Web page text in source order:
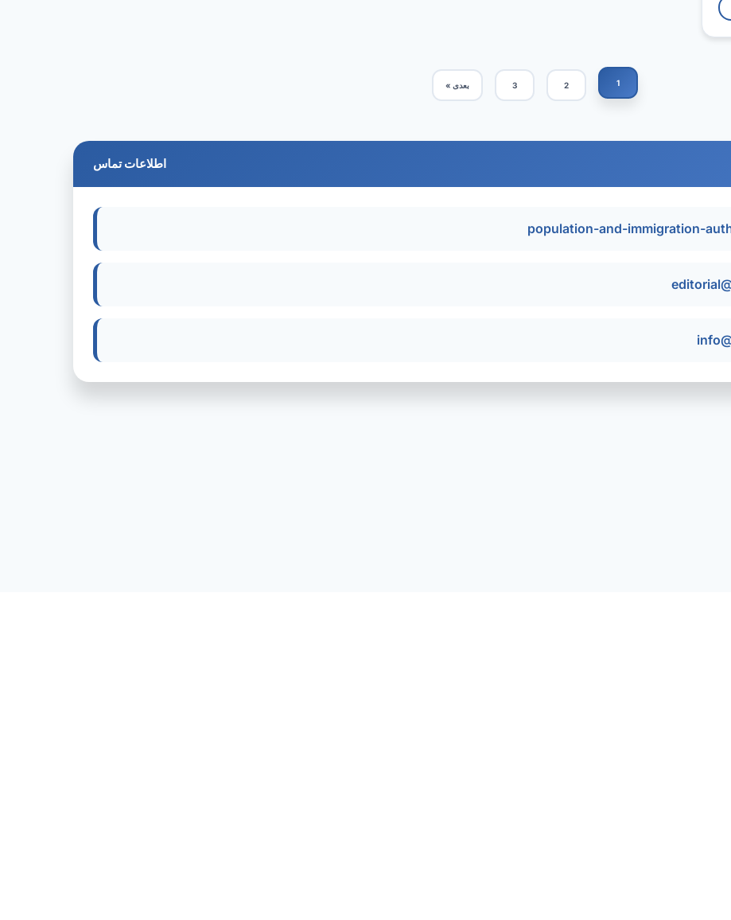
1
2
3 بعدی »
اطلاعات تماس
population-and-immigration-